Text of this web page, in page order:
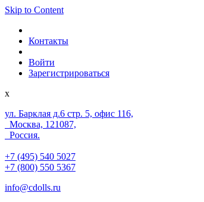
Skip to Content
Контакты
Войти
Зарегистрироваться
x
ул. Барклая д.6 стр. 5, офис 116,
Москва, 121087,
Россия.
+7 (495) 540 5027
+7 (800) 550 5367
info@cdolls.ru